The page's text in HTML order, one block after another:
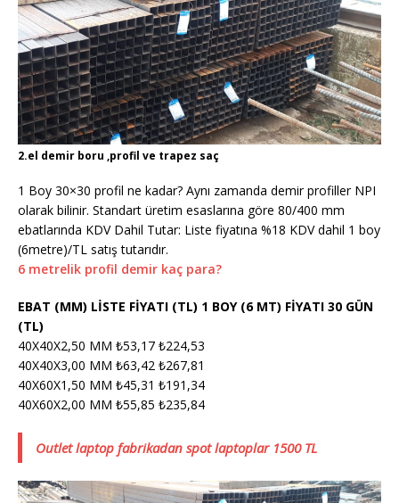
2.el demir boru ,profil ve trapez saç
1 Boy 30×30 profil ne kadar? Aynı zamanda demir profiller NPI
olarak bilinir. Standart üretim esaslarına göre 80/400 mm
ebatlarında KDV Dahil Tutar: Liste fiyatına %18 KDV dahil 1 boy
(6metre)/TL satış tutarıdır.
6 metrelik profil demir kaç para?
EBAT (MM) LİSTE FİYATI (TL) 1 BOY (6 MT) FİYATI 30 GÜN
(TL)
40X40X2,50 MM ₺53,17 ₺224,53
40X40X3,00 MM ₺63,42 ₺267,81
40X60X1,50 MM ₺45,31 ₺191,34
40X60X2,00 MM ₺55,85 ₺235,84
Outlet laptop fabrikadan spot laptoplar 1500 TL